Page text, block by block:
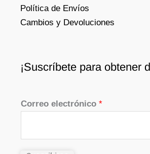
Política de Envíos
Cambios y Devoluciones
¡Suscríbete para obtener
Correo electrónico *